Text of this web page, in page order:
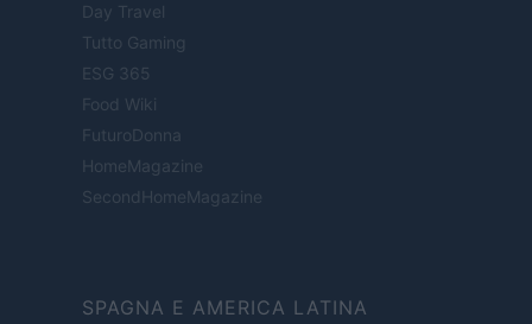
Day Travel
Tutto Gaming
ESG 365
Food Wiki
FuturoDonna
HomeMagazine
SecondHomeMagazine
SPAGNA E AMERICA LATINA